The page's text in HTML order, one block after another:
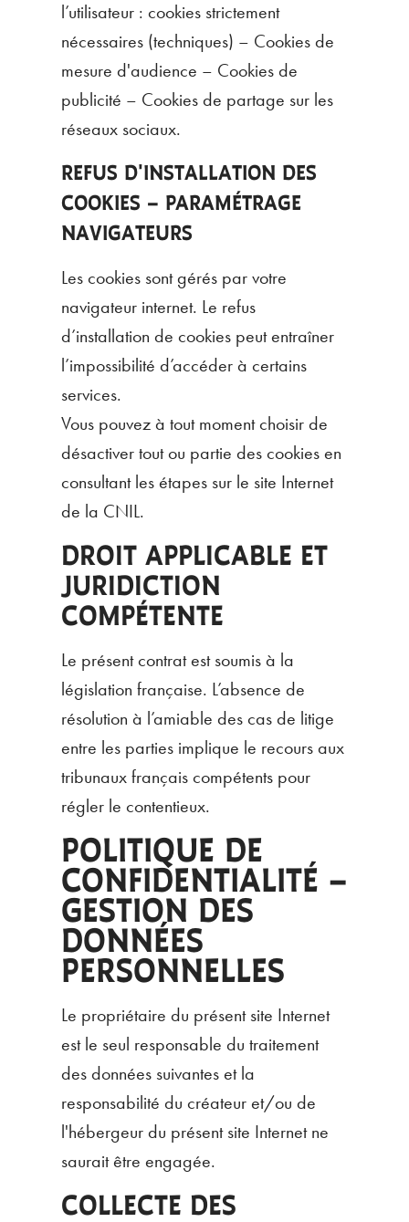
l’utilisateur : cookies strictement
nécessaires (techniques) – Cookies de
mesure d'audience – Cookies de
publicité – Cookies de partage sur les
réseaux sociaux.
REFUS D'INSTALLATION DES
COOKIES – PARAMÉTRAGE
NAVIGATEURS
Les cookies sont gérés par votre
navigateur internet. Le refus
d’installation de cookies peut entraîner
l’impossibilité d’accéder à certains
services.
Vous pouvez à tout moment choisir de
désactiver tout ou partie des cookies en
consultant les étapes sur le site Internet
de la CNIL.
DROIT APPLICABLE ET
JURIDICTION
COMPÉTENTE
Le présent contrat est soumis à la
législation française. L’absence de
résolution à l’amiable des cas de litige
entre les parties implique le recours aux
tribunaux français compétents pour
régler le contentieux.
POLITIQUE DE
CONFIDENTIALITÉ –
GESTION DES
DONNÉES
PERSONNELLES
Le propriétaire du présent site Internet
est le seul responsable du traitement
des données suivantes et la
responsabilité du créateur et/ou de
l'hébergeur du présent site Internet ne
saurait être engagée.
COLLECTE DES